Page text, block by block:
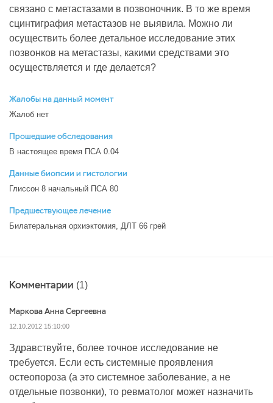
связано с метастазами в позвоночник. В то же время
сцинтиграфия метастазов не выявила. Можно ли
осуществить более детальное исследование этих
позвонков на метастазы, какими средствами это
осуществляется и где делается?
Жалобы на данный момент
Жалоб нет
Прошедшие обследования
В настоящее время ПСА 0.04
Данные биопсии и гистологии
Глиссон 8 начальный ПСА 80
Предшествующее лечение
Билатеральная орхиэктомия, ДЛТ 66 грей
Комментарии (1)
Маркова Анна Сергеевна
12.10.2012 15:10:00
Здравствуйте, более точное исследование не
требуется. Если есть системные проявления
остеопороза (а это системное заболевание, а не
отдельные позвонки), то ревматолог может назначить